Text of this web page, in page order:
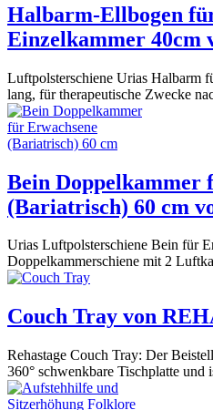
Halbarm-Ellbogen
Einzelkammer 40cm
Luftpolsterschiene Urias Halbarm
lang, für therapeutische Zwecke
Bein Doppelkammer
(Bariatrisch) 60 cm
Urias Luftpolsterschiene Bein für
Doppelkammerschiene mit 2
Couch Tray von
Rehastage Couch Tray: Der
360° schwenkbare Tischplatte und